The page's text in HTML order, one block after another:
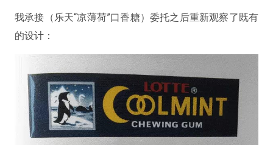
我承接（乐天“凉薄荷”口香糖）委托之后重新观察了既有
的设计：